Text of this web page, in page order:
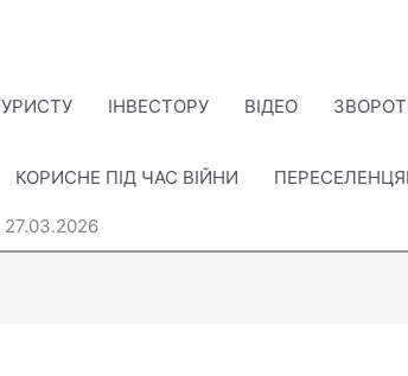
ІНВЕСТОРУ ВІДЕО
КОРИСНЕ ПІД ЧАС ВІЙНИ
27.03.2026